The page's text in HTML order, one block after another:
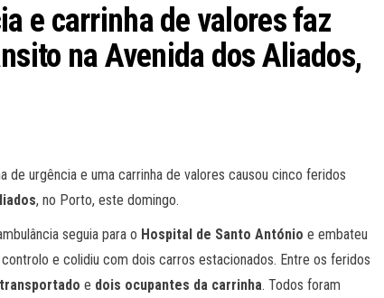
e carrinha de valores faz
na Avenida dos Aliados,
de urgência e uma carrinha de valores causou cinco feridos
, no Porto, este domingo.
seguia para o Hospital de Santo António e embateu
e colidiu com dois carros estacionados. Entre os feridos
e dois ocupantes da carrinha. Todos foram